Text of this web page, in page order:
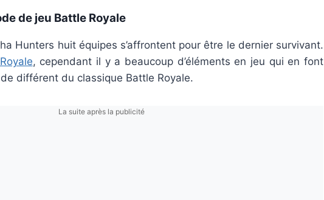
de jeu Battle Royale
Hunters huit équipes s’affrontent pour être le dernier survivant.
, cependant il y a beaucoup d’éléments en jeu qui en font
différent du classique Battle Royale.
La suite après la publicité